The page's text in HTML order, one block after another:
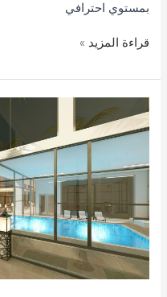
بمستوي احترافي
قراءة المزيد »
المشروع
00688​